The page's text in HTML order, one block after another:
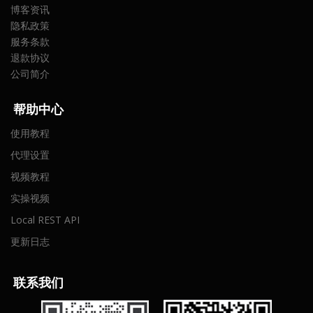
博客资讯
隐私政策
服务条款
退款协议
公司简介
帮助中心
使用教程
代理设置
视频教程
实操视频
Local REST API
更新日志
联系我们